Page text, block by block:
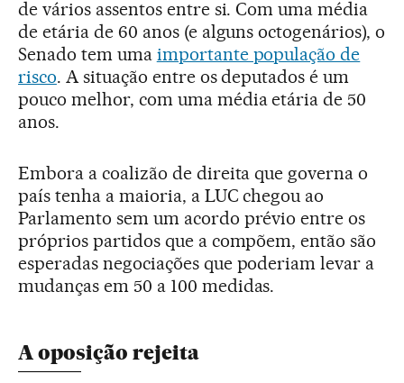
de vários assentos entre si. Com uma média
de etária de 60 anos (e alguns octogenários), o
Senado tem uma importante população de
risco. A situação entre os deputados é um
pouco melhor, com uma média etária de 50
anos.
Embora a coalizão de direita que governa o
país tenha a maioria, a LUC chegou ao
Parlamento sem um acordo prévio entre os
próprios partidos que a compõem, então são
esperadas negociações que poderiam levar a
mudanças em 50 a 100 medidas.
A oposição rejeita